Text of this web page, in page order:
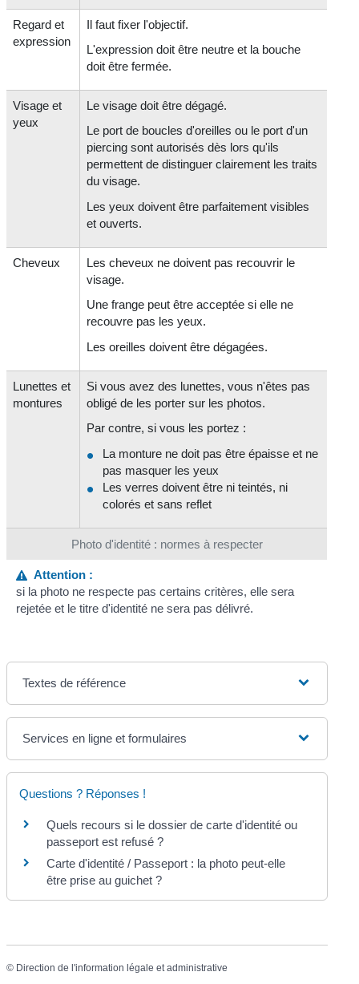
Photo d'identité : normes à respecter
Regard et
expression
Il faut fixer l'objectif.
L'expression doit être neutre et la bouche
doit être fermée.
Visage et
yeux
Le visage doit être dégagé.
Le port de boucles d'oreilles ou le port d'un
piercing sont autorisés dès lors qu'ils
permettent de distinguer clairement les traits
du visage.
Les yeux doivent être parfaitement visibles
et ouverts.
Cheveux
Les cheveux ne doivent pas recouvrir le
visage.
Une frange peut être acceptée si elle ne
recouvre pas les yeux.
Les oreilles doivent être dégagées.
Lunettes et
montures
Si vous avez des lunettes, vous n'êtes pas
obligé de les porter sur les photos.
Par contre, si vous les portez :
La monture ne doit pas être épaisse et ne
pas masquer les yeux
Les verres doivent être ni teintés, ni
colorés et sans reflet
Attention :
si la photo ne respecte pas certains critères, elle sera
rejetée et le titre d'identité ne sera pas délivré.
Textes de référence
Services en ligne et formulaires
Questions ? Réponses !
Quels recours si le dossier de carte d'identité ou
passeport est refusé ?
Carte d'identité / Passeport : la photo peut-elle
être prise au guichet ?
© Direction de l'information légale et administrative